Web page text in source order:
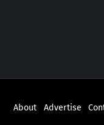
About Advertise